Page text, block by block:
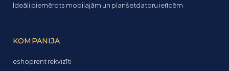
Ideāli piemērots mobilajām un planšetdatoru ierīcēm
KOMPANIJA
eshoprent rekvizīti